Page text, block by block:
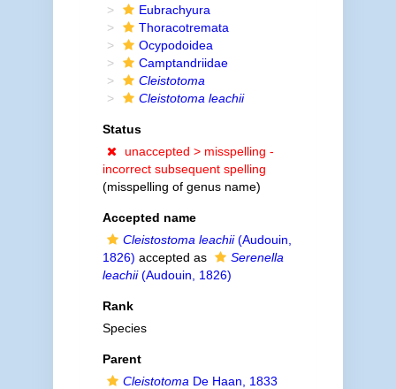
Eubrachyura
Thoracotremata
Ocypodoidea
Camptandriidae
Cleistotoma
Cleistotoma leachii
Status
unaccepted > misspelling -
incorrect subsequent spelling
(misspelling of genus name)
Accepted name
Cleistostoma leachii(Audouin,
1826) accepted as
Serenella
leachii(Audouin, 1826)
Rank
Species
Parent
Cleistotoma De Haan, 1833